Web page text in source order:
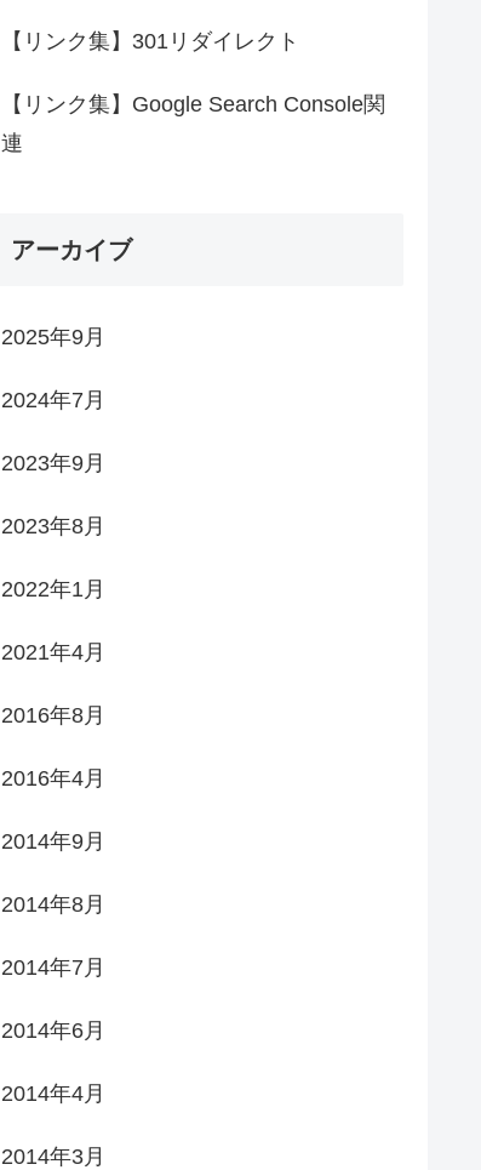
【リンク集】301リダイレクト
【リンク集】Google Search Console関
連
アーカイブ
2025年9月
2024年7月
2023年9月
2023年8月
2022年1月
2021年4月
2016年8月
2016年4月
2014年9月
2014年8月
2014年7月
2014年6月
2014年4月
2014年3月